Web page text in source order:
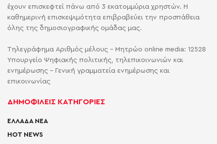
έχουν επισκεφτεί πάνω από 3 εκατομμύρια χρηστών. Η
καθημερινή επισκεψιμότητα επιβραβεύει την προσπάθεια
όλης της δημοσιογραφικής ομάδας μας.
Τηλεγράφημα Αριθμός μέλους - Μητρώο online media: 12528
Υπουργείο Ψηφιακής πολιτικής, τηλεπικοινωνιών και
ενημέρωσης - Γενική γραμματεία ενημέρωσης και
επικοινωνίας
ΔΗΜΟΦΙΛΕΙΣ ΚΑΤΗΓΟΡΙΕΣ
ΕΛΛΑΔΑ ΝΕΑ
HOT NEWS